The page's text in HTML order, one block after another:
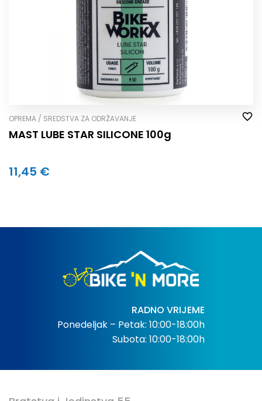
OPREMA / SREDSTVA ZA ODRŽAVANJE
MAST LUBE STAR SILICONE 100g
11,45 €
RADNO VRIJEME
Ponedeljak – Petak: 10:00-18:00h
Subota: 10:00-18:00h